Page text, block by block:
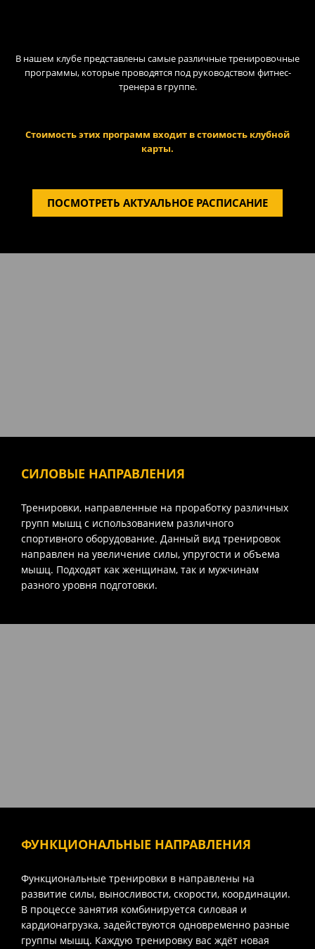
В нашем клубе представлены самые различные тренировочные
программы, которые проводятся под руководством фитнес-
тренера в группе.
Стоимость этих программ входит в стоимость клубной
карты.
ПОСМОТРЕТЬ АКТУАЛЬНОЕ РАСПИСАНИЕ
СИЛОВЫЕ НАПРАВЛЕНИЯ
Тренировки, направленные на проработку различных
групп мышц с использованием различного
спортивного оборудование. Данный вид тренировок
направлен на увеличение силы, упругости и объема
мышц. Подходят как женщинам, так и мужчинам
разного уровня подготовки.
ФУНКЦИОНАЛЬНЫЕ НАПРАВЛЕНИЯ
Функциональные тренировки в направлены на
развитие силы, выносливости, скорости, координации.
В процессе занятия комбинируется силовая и
кардионагрузка, задействуются одновременно разные
группы мышц. Каждую тренировку вас ждёт новая